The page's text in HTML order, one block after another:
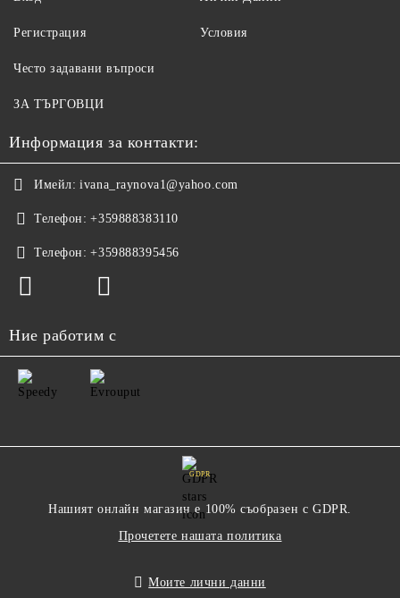
Регистрация Условия
Често задавани въпроси
ЗА ТЪРГОВЦИ
Информация за контакти:
Имейл: ivana_raynova1@yahoo.com
Телефон: +359888383110
Телефон: +359888395456
Ние работим с
GDPR
Нашият онлайн магазин е 100% съобразен с GDPR.
Прочетете нашата политика
Моите лични данни